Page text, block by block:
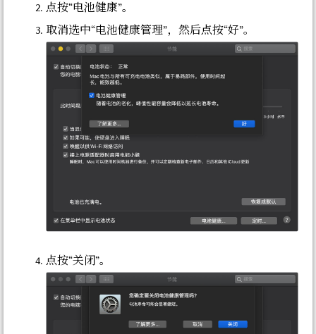
点按“电池健康”。
取消选中“电池健康管理”，然后点按“好”。
点按“关闭”。